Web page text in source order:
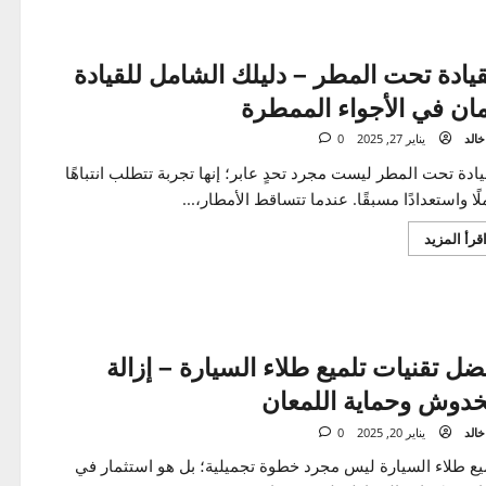
الشتاء، تصبح قيادة السيارة تحديًا بسبب برودة الجو التي
الراحة والتركيز أثناء القيادة....
المزيداقرأ
المزيد
عن
نظام
تدفئة
السيارة
الشتاء
–
كيفية
العمل،
الفوائد،
والأعطال
تحت المطر – دليلك الشامل للقيادة
في الأجواء الممطرة
تحت المطر ليست مجرد تحدٍ عابر؛ إنها تجربة تتطلب انتباهًا
مسبقًا. عندما تتساقط الأمطار،...
المزيداقرأ
المزيد
عن
القيادة